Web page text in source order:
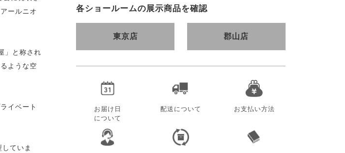
各ショールームの展示商品を確認
東京店 郡山店
お届け日
について
配送について お支払い方法
ールニオ
」と称され
ような空
イベート
ていま